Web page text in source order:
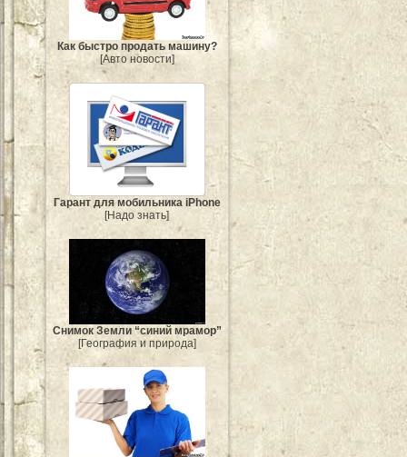
Как быстро продать машину?
[Авто новости]
Гарант для мобильника iPhone
[Надо знать]
Снимок Земли “синий мрамор”
[География и природа]